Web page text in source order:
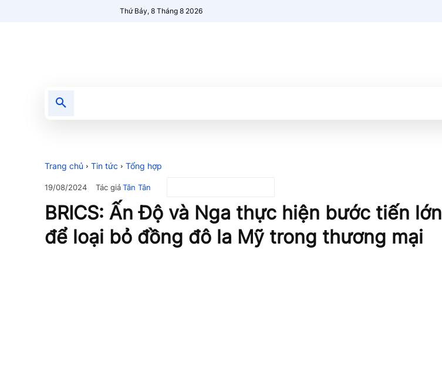
Thứ Bảy, 8 Tháng 8 2026
Trang chủ Tin tức Tổng hợp
19/08/2024 Tác giảTân Tân
BRICS: Ấn Độ và Nga thực hiện bước tiến lớn
để loại bỏ đồng đô la Mỹ trong thương mại